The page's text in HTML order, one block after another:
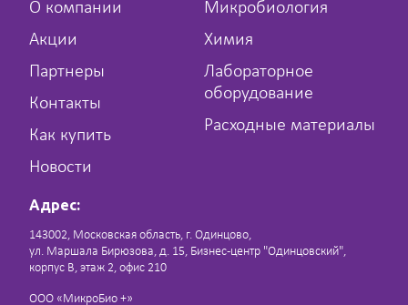
О компании
Акции
Партнеры
Контакты
Как купить
Новости
Микробиология
Химия
Лабораторное
оборудование
Расходные материалы
Адрес:
143002, Московская область, г. Одинцово,
ул. Маршала Бирюзова, д. 15, Бизнес-центр "Одинцовский",
корпус В, этаж 2, офис 210
ООО «МикроБио +»